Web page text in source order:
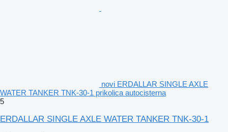
novi ERDALLAR SINGLE AXLE
WATER TANKER TNK-30-1 prikolica autocisterna
5
ERDALLAR SINGLE AXLE WATER TANKER TNK-30-1